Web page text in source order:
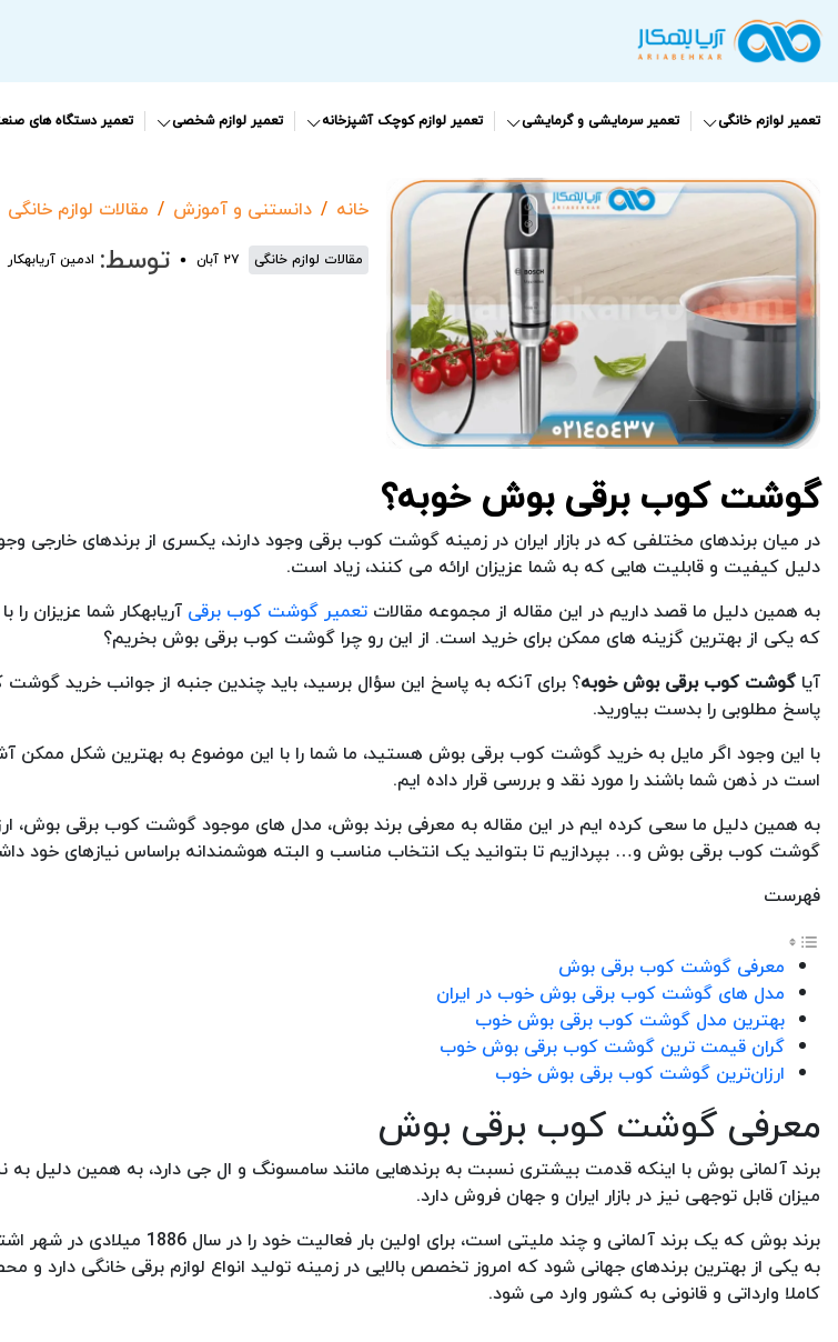
تعمیر لوازم خانگی تعمیر سرمایشی و گرمایشی تعمیر لوازم کوچک آشپزخانه تعمیر لوازم شخصی تعمیر دستگاه های
خانه دانستنی و آموزش مقالات لوازم خانگی
مقالات لوازم خانگی ۲۷ آبان توسط: ادمین آریابهکار
گوشت کوب برقی بوش خوبه؟
در میان برندهای مختلفی که در بازار ایران در زمینه گوشت کوب برقی وجود دارند، یکسری از برندهای خارجی
دلیل کیفیت و قابلیت هایی که به شما عزیزان ارائه می کنند، زیاد است.
به همین دلیل ما قصد داریم در این مقاله از مجموعه مقالات تعمیر گوشت کوب برقی آریابهکار شما عزیزان
که یکی از بهترین گزینه های ممکن برای خرید است. از این رو چرا گوشت کوب برقی بوش بخریم؟
آیاگوشت کوب برقی بوش خوبه؟ برای آنکه به پاسخ این سؤال برسید، باید چندین جنبه از جوانب خرید گوشت
پاسخ مطلوبی را بدست بیاورید.
با این وجود اگر مایل به خرید گوشت کوب برقی بوش هستید، ما شما را با این موضوع به بهترین شکل ممکن
است در ذهن شما باشند را مورد نقد و بررسی قرار داده ایم.
به همین دلیل ما سعی کرده ایم در این مقاله به معرفی برند بوش، مدل های موجود گوشت کوب برقی بوش،
گوشت کوب برقی بوش و… بپردازیم تا بتوانید یک انتخاب مناسب و البته هوشمندانه براساس نیازهای خود
فهرست
معرفی گوشت کوب برقی بوش
مدل های گوشت کوب برقی بوش خوب در ایران
بهترین مدل گوشت کوب برقی بوش خوب
گران قیمت ترین گوشت کوب برقی بوش خوب
ارزان‌ترین گوشت کوب برقی بوش خوب
معرفی گوشت کوب برقی بوش
برند آلمانی بوش با اینکه قدمت بیشتری نسبت به برندهایی مانند سامسونگ و ال جی دارد، به همین دلیل
میزان قابل توجهی نیز در بازار ایران و جهان فروش دارد.
برند بوش که یک برند آلمانی و چند ملیتی است،
به یکی از بهترین برندهای جهانی شود که امروز تخصص بالایی در زمینه تولید انواع لوازم برقی خانگی دارد و
کاملا وارداتی و قانونی به کشور وارد می شود.